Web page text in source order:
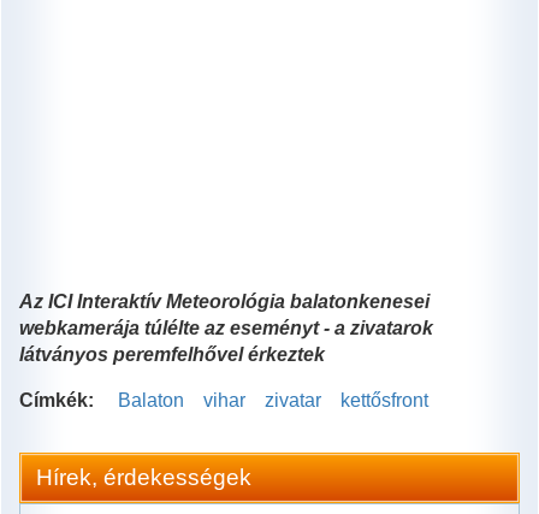
Az ICI Interaktív Meteorológia balatonkenesei
webkamerája túlélte az eseményt - a zivatarok
látványos peremfelhővel érkeztek
Címkék: Balaton vihar zivatar kettősfront
Hírek, érdekességek